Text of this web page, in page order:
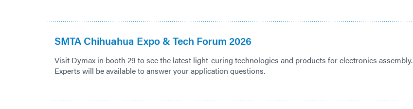
SMTA Chihuahua Expo & Tech Forum 2026
Visit Dymax in booth 29 to see the latest light-curing technologies and products for electronics assembly.
Experts will be available to answer your application questions.